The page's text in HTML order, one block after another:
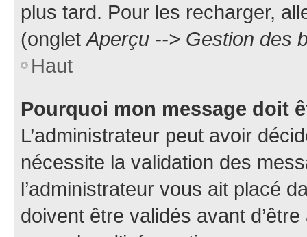
plus tard. Pour les recharger,
(ongletAperçu --> Gestion des
Haut
Pourquoi mon message doit
L’administrateur peut avoir
nécessite la validation des
l’administrateur vous ait placé
doivent être validés avant